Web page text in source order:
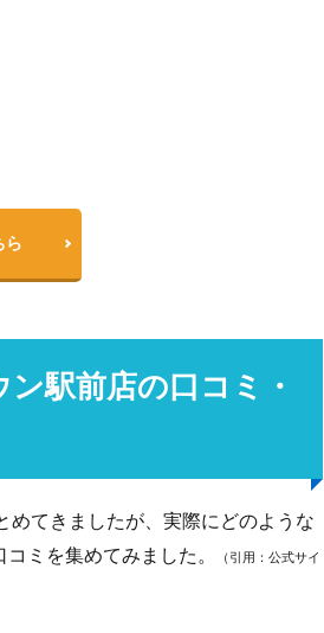
ら
駅前店の口コミ・
めてきましたが、実際にどのような
ミを集めてみました。
（引用：公式サイ